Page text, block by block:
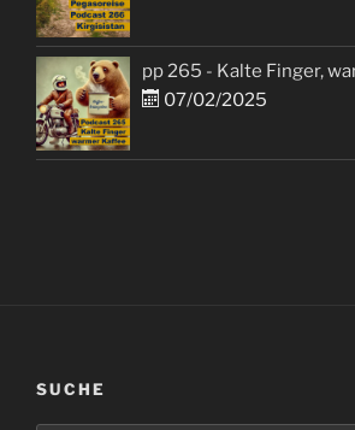
pp 265 - Kalte Finger,
07/02/2025
SUCHE